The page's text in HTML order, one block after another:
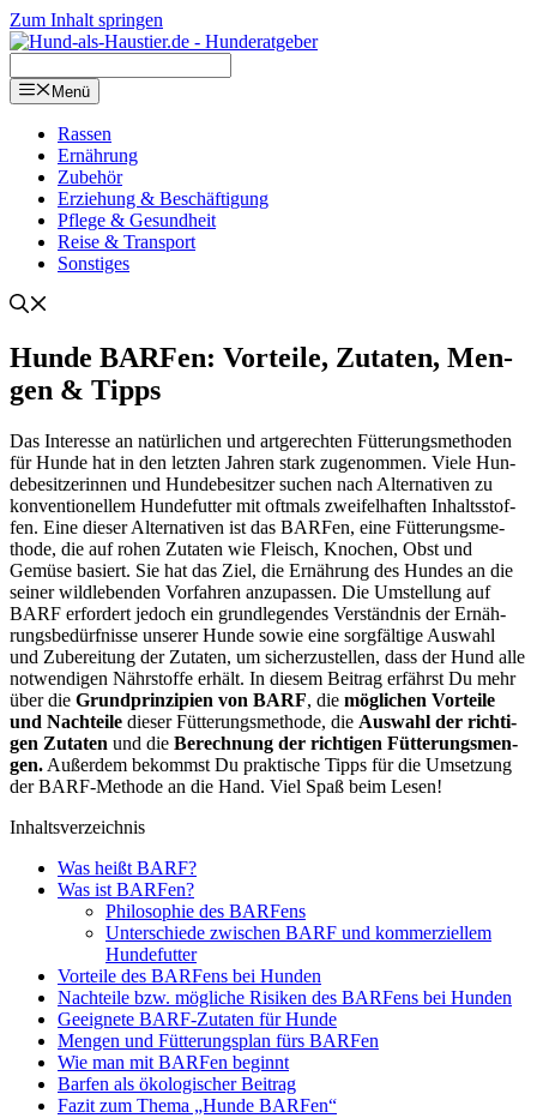
Zum Inhalt springen
Menü
Ras­sen
Ernäh­rung
Zube­hör
Erzie­hung & Beschäf­ti­gung
Pfle­ge & Gesund­heit
Rei­se & Trans­port
Sons­ti­ges
Hun­de BAR­Fen: Vor­tei­le, Zuta­ten, Men­
gen & Tipps
Das Inter­es­se an natür­li­chen und art­ge­rech­ten Füt­te­rungs­me­tho­den
für Hun­de hat in den letz­ten Jah­ren stark zuge­nom­men. Vie­le Hun­
de­be­sit­ze­rin­nen und Hun­de­be­sit­zer suchen nach Alter­na­ti­ven zu
kon­ven­tio­nel­lem Hun­de­fut­ter mit oft­mals zwei­fel­haf­ten Inhalts­stof­
fen. Eine die­ser Alter­na­ti­ven ist das BAR­Fen, eine Füt­te­rungs­me­
tho­de, die auf rohen Zuta­ten wie Fleisch, Kno­chen, Obst und
Gemü­se basiert. Sie hat das Ziel, die Ernäh­rung des Hun­des an die
sei­ner wild­le­ben­den Vor­fah­ren anzu­pas­sen. Die Umstel­lung auf
BARF erfor­dert jedoch ein grund­le­gen­des Ver­ständ­nis der Ernäh­
rungs­be­dürf­nis­se unse­rer Hun­de sowie eine sorg­fäl­ti­ge Aus­wahl
und Zube­rei­tung der Zuta­ten, um sicher­zu­stel­len, dass der Hund alle
not­wen­di­gen Nähr­stof­fe erhält. In die­sem Bei­trag erfährst Du mehr
über die Grund­prin­zi­pi­en von BARF, die mög­li­chen Vor­tei­le
und Nach­tei­le die­ser Füt­te­rungs­me­tho­de, die Aus­wahl der rich­ti­
gen Zuta­ten und die Berech­nung der rich­ti­gen Füt­te­rungs­men­
gen. Außer­dem bekommst Du prak­ti­sche Tipps für die Umset­zung
der BARF-Metho­de an die Hand. Viel Spaß beim Lesen!
Inhalts­ver­zeich­nis
Was heißt BARF?
Was ist BAR­Fen?
Phi­lo­so­phie des BAR­Fens
Unter­schie­de zwi­schen BARF und kom­mer­zi­el­lem
Hun­de­fut­ter
Vor­tei­le des BAR­Fens bei Hun­den
Nach­tei­le bzw. mög­li­che Risi­ken des BAR­Fens bei Hun­den
Geeig­ne­te BARF-Zuta­ten für Hun­de
Men­gen und Füt­te­rungs­plan fürs BAR­Fen
Wie man mit BAR­Fen beginnt
Bar­fen als öko­lo­gi­scher Bei­trag
Fazit zum The­ma „Hun­de BAR­Fen“